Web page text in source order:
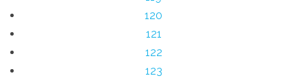
120
121
122
123